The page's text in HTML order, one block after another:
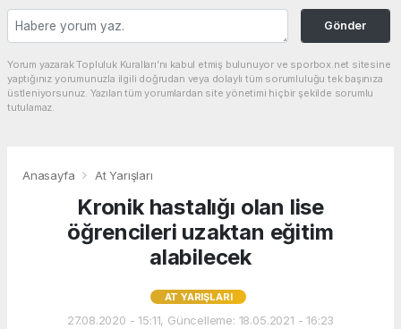
Gönder
Yorum yazarak Topluluk Kuralları’nı kabul etmiş bulunuyor ve sporbox.net sitesine
yaptığınız yorumunuzla ilgili doğrudan veya dolaylı tüm sorumluluğu tek başınıza
üstleniyorsunuz. Yazılan tüm yorumlardan site yönetimi hiçbir şekilde sorumlu
tutulamaz.
Anasayfa At Yarışları
Kronik hastalığı olan lise
öğrencileri uzaktan eğitim
alabilecek
AT YARIŞLARI
27.08.2020 - 15:11, Güncelleme: 18.05.2021 - 16:23